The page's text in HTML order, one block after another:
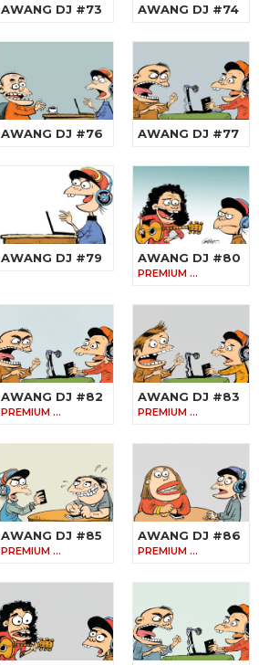
AWANG DJ #73 AWANG DJ #74
AWANG DJ #76 AWANG DJ #77
AWANG DJ #79 AWANG DJ #80
PREMIUM …
AWANG DJ #82
PREMIUM …
AWANG DJ #83
PREMIUM …
AWANG DJ #85
PREMIUM …
AWANG DJ #86
PREMIUM …